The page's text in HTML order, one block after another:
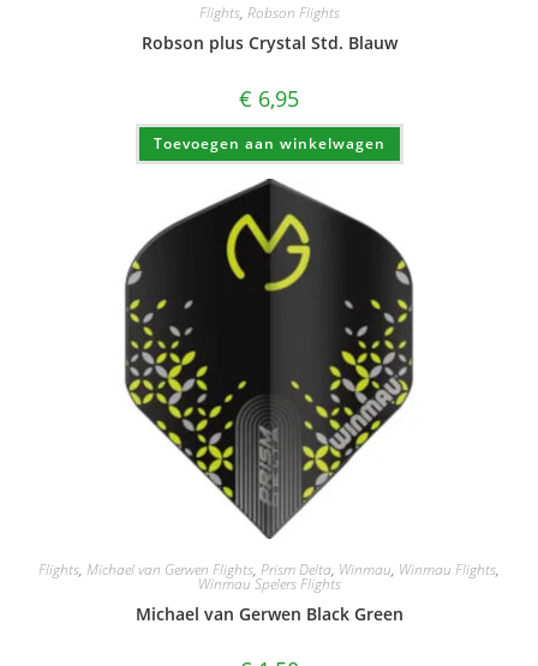
Flights, Robson Flights
Robson plus Crystal Std. Blauw
€ 6,95
Toevoegen aan winkelwagen
Flights, Michael van Gerwen Flights, Prism Delta, Winmau, Winmau Flights,
Winmau Spelers Flights
Michael van Gerwen Black Green